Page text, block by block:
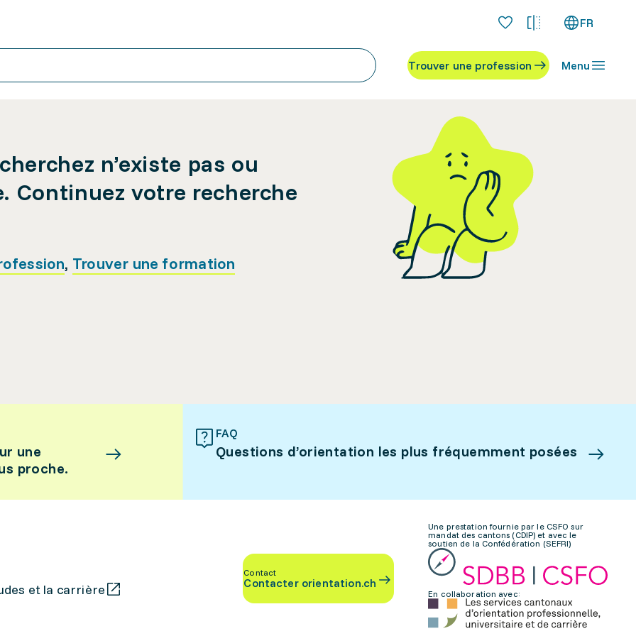
FR
Trouver une profession Menu
n’existe pas ou
Continuez votre recherche
, Trouver une formation
une
proche.
FAQ
Questions d’orientation les plus fréquemment posées
et la carrière
Contact
Contacter orientation.ch
Une prestation fournie par le CSFO sur
mandat des cantons (CDIP) et avec le
soutien de la Confédération (SEFRI)
En collaboration avec: